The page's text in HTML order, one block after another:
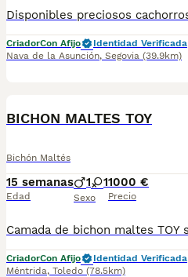
CriadorCon Afijo
Identidad Verificada
Nava de la Asunción, Segovia (39.9km)
BICHON MALTES TOY
Bichón Maltés
15 semanas
Edad
1 1
Sexo
1000 €
Precio
CriadorCon Afijo
Identidad Verificada
Méntrida, Toledo (78.5km)